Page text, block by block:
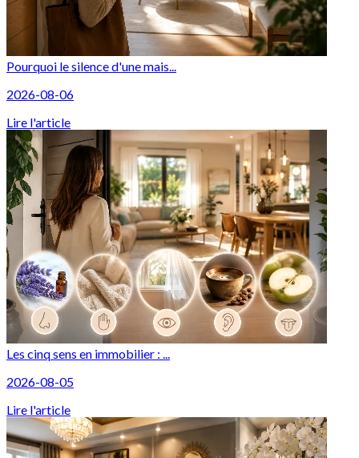
Pourquoi le silence d'une mais...
2026-08-06
Lire l'article
Les cinq sens en immobilier : ...
2026-08-05
Lire l'article